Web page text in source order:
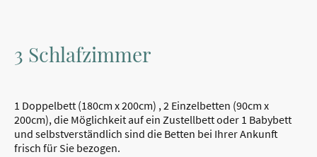
3 Schlafzimmer
1 Doppelbett (180cm x 200cm) , 2 Einzelbetten (90cm x
200cm), die Möglichkeit auf ein Zustellbett oder 1 Babybett
und selbstverständlich sind die Betten bei Ihrer Ankunft
frisch für Sie bezogen.